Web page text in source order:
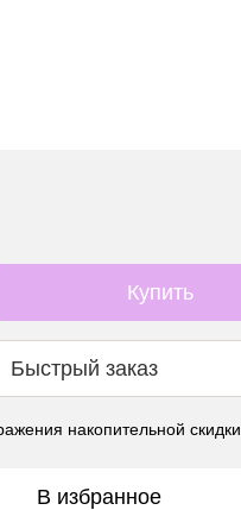
Купить
Быстрый заказ
накопительной скидки
В избранное